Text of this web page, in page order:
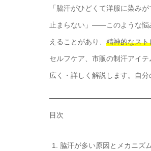
「脇汗がひどくて洋服に染み
止まらない」――このような悩
えることがあり、 精神的なス
セルフケア、市販の制汗アイ
広く・詳しく解説します。自
目次
脇汗が多い原因とメカニズム